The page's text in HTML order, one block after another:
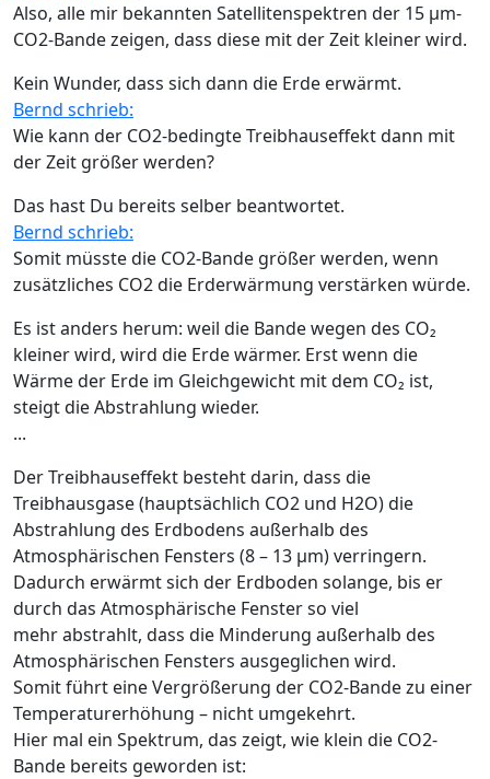
Also, alle mir bekannten Satellitenspektren der 15 µm-
CO2-Bande zeigen, dass diese mit der Zeit kleiner wird.
Kein Wunder, dass sich dann die Erde erwärmt.
Bernd schrieb:
Wie kann der CO2-bedingte Treibhauseffekt dann mit
der Zeit größer werden?
Das hast Du bereits selber beantwortet.
Bernd schrieb:
Somit müsste die CO2-Bande größer werden, wenn
zusätzliches CO2 die Erderwärmung verstärken würde.
Es ist anders herum: weil die Bande wegen des CO₂
kleiner wird, wird die Erde wärmer. Erst wenn die
Wärme der Erde im Gleichgewicht mit dem CO₂ ist,
steigt die Abstrahlung wieder.
...
Der Treibhauseffekt besteht darin, dass die
Treibhausgase (hauptsächlich CO2 und H2O) die
Abstrahlung des Erdbodens außerhalb des
Atmosphärischen Fensters (8 – 13 µm) verringern.
Dadurch erwärmt sich der Erdboden solange, bis er
durch das Atmosphärische Fenster so viel
mehr abstrahlt, dass die Minderung außerhalb des
Atmosphärischen Fensters ausgeglichen wird.
Somit führt eine Vergrößerung der CO2-Bande zu einer
Temperaturerhöhung – nicht umgekehrt.
Hier mal ein Spektrum, das zeigt, wie klein die CO2-
Bande bereits geworden ist: